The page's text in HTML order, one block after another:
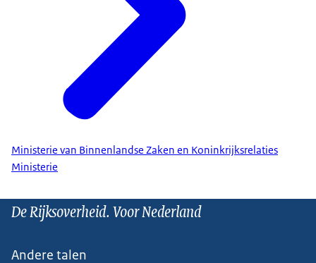
Ministerie van Binnenlandse Zaken en Koninkrijksrelaties
Ministerie
De Rijksoverheid. Voor Nederland
Andere talen